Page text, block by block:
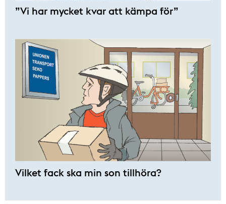
”Vi har mycket kvar att kämpa för”
Vilket fack ska min son tillhöra?